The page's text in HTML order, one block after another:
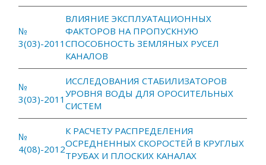
№
3(03)-2011
ВЛИЯНИЕ ЭКСПЛУАТАЦИОННЫХ
ФАКТОРОВ НА ПРОПУСКНУЮ
СПОСОБНОСТЬ ЗЕМЛЯНЫХ РУСЕЛ
КАНАЛОВ
№
3(03)-2011
ИССЛЕДОВАНИЯ СТАБИЛИЗАТОРОВ
УРОВНЯ ВОДЫ ДЛЯ ОРОСИТЕЛЬНЫХ
СИСТЕМ
№
4(08)-2012
К РАСЧЕТУ РАСПРЕДЕЛЕНИЯ
ОСРЕДНЕННЫХ СКОРОСТЕЙ В КРУГЛЫХ
ТРУБАХ И ПЛОСКИХ КАНАЛАХ